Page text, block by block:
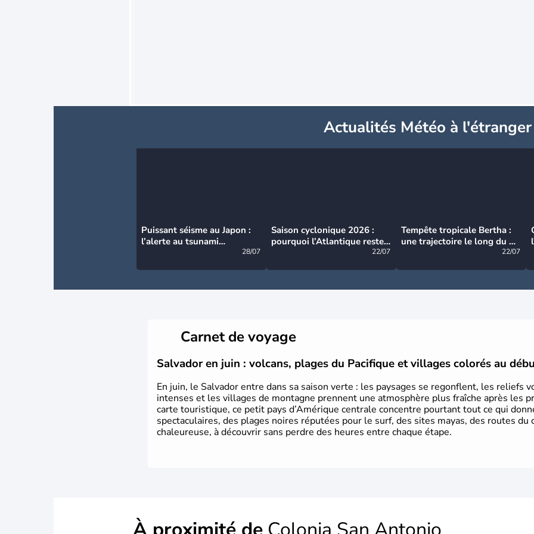
Actualités Météo à l'étranger
Puissant séisme au Japon :
l’alerte au tsunami
28/07
Saison cyclonique 2026 :
pourquoi l’Atlantique reste
22/07
Tempête tropicale Bertha :
une trajectoire le long du du
22/07
Carnet de voyage
Salvador en juin : volcans, plages du Pacifique et villages colorés au
En juin, le Salvador entre dans sa saison verte : les paysages se regonflent, les reliefs
intenses et les villages de montagne prennent une atmosphère plus fraîche après les
carte touristique, ce petit pays d’Amérique centrale concentre pourtant tout ce qui
spectaculaires, des plages noires réputées pour le surf, des sites mayas, des routes
chaleureuse, à découvrir sans perdre des heures entre chaque étape.